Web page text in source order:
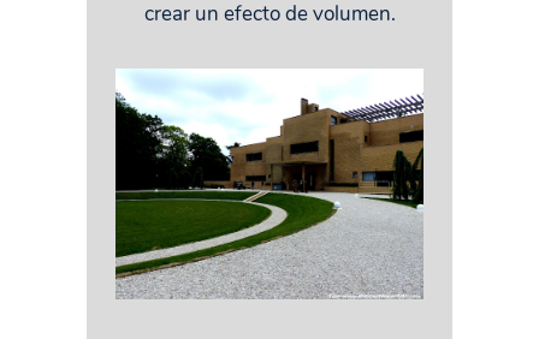
crear un efecto de volumen.